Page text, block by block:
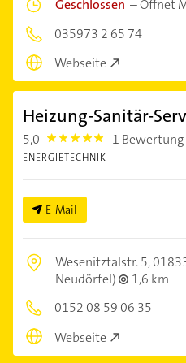
Geschlossen –Öffnet
035973 2 65 74
Webseite
Heizung-Sanitär-
5,0 5.0 1 Bewertung
ENERGIETECHNIK
E-Mail
Wesenitztalstr. 5,
Neudörfel)
1,6 km
0152 08 59 06 35
Webseite